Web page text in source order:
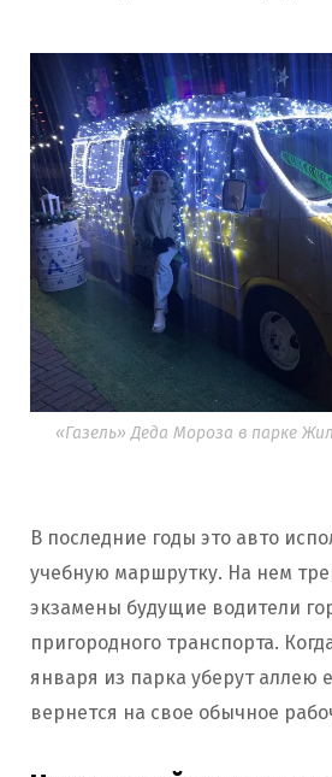
«Газель» Деда Мороза в парке
В последние годы это авто
учебную маршрутку. На нем
экзамены будущие водители
пригородного транспорта.
января из парка уберут аллею
вернется на свое обычное